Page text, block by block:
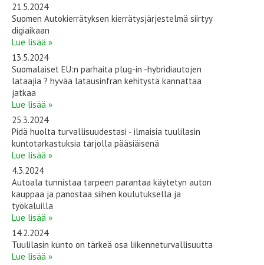
21.5.2024
Suomen Autokierrätyksen kierrätysjärjestelmä siirtyy
digiaikaan
Lue lisää »
13.5.2024
Suomalaiset EU:n parhaita plug-in -hybridiautojen
lataajia ? hyvää latausinfran kehitystä kannattaa
jatkaa
Lue lisää »
25.3.2024
Pidä huolta turvallisuudestasi - ilmaisia tuulilasin
kuntotarkastuksia tarjolla pääsiäisenä
Lue lisää »
4.3.2024
Autoala tunnistaa tarpeen parantaa käytetyn auton
kauppaa ja panostaa siihen koulutuksella ja
työkaluilla
Lue lisää »
14.2.2024
Tuulilasin kunto on tärkeä osa liikenneturvallisuutta
Lue lisää »